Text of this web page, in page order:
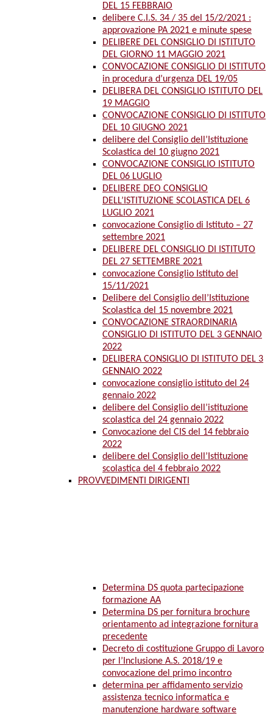
DEL 15 FEBBRAIO
delibere C.I.S. 34 / 35 del 15/2/2021 :
approvazione PA 2021 e minute spese
DELIBERE DEL CONSIGLIO DI ISTITUTO
DEL GIORNO 11 MAGGIO 2021
CONVOCAZIONE CONSIGLIO DI ISTITUTO
in procedura d’urgenza DEL 19/05
DELIBERA DEL CONSIGLIO ISTITUTO DEL
19 MAGGIO
CONVOCAZIONE CONSIGLIO DI ISTITUTO
DEL 10 GIUGNO 2021
delibere del Consiglio dell’Istituzione
Scolastica del 10 giugno 2021
CONVOCAZIONE CONSIGLIO ISTITUTO
DEL 06 LUGLIO
DELIBERE DEO CONSIGLIO
DELL’ISTITUZIONE SCOLASTICA DEL 6
LUGLIO 2021
convocazione Consiglio di Istituto – 27
settembre 2021
DELIBERE DEL CONSIGLIO DI ISTITUTO
DEL 27 SETTEMBRE 2021
convocazione Consiglio Istituto del
15/11/2021
Delibere del Consiglio dell’Istituzione
Scolastica del 15 novembre 2021
CONVOCAZIONE STRAORDINARIA
CONSIGLIO DI ISTITUTO DEL 3 GENNAIO
2022
DELIBERA CONSIGLIO DI ISTITUTO DEL 3
GENNAIO 2022
convocazione consiglio istituto del 24
gennaio 2022
delibere del Consiglio dell’istituzione
scolastica del 24 gennaio 2022
Convocazione del CIS del 14 febbraio
2022
delibere del Consiglio dell’Istituzione
scolastica del 4 febbraio 2022
PROVVEDIMENTI DIRIGENTI
Determina DS quota partecipazione
formazione AA
Determina DS per fornitura brochure
orientamento ad integrazione fornitura
precedente
Decreto di costituzione Gruppo di Lavoro
per l’Inclusione A.S. 2018/19 e
convocazione del primo incontro
determina per affidamento servizio
assistenza tecnico informatica e
manutenzione hardware software